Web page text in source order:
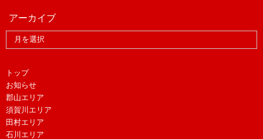
アーカイブ
トップ
お知らせ
郡山エリア
須賀川エリア
田村エリア
石川エリア